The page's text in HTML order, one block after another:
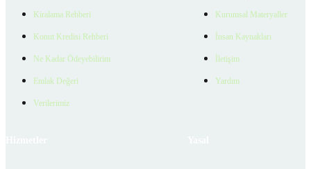
Kiralama Rehberi
Konut Kredisi Rehberi
Ne Kadar Ödeyebilirim
Emlak Değeri
Verilerimiz
Kurumsal Materyaller
İnsan Kaynakları
İletişim
Yardım